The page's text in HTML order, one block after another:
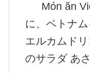
Món ăn
に、ベトナ
エルカムド
のサラダ あ